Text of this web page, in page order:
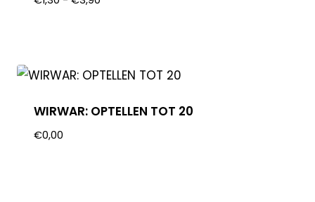
WIRWAR: OPTELLEN TOT 20
€0,00